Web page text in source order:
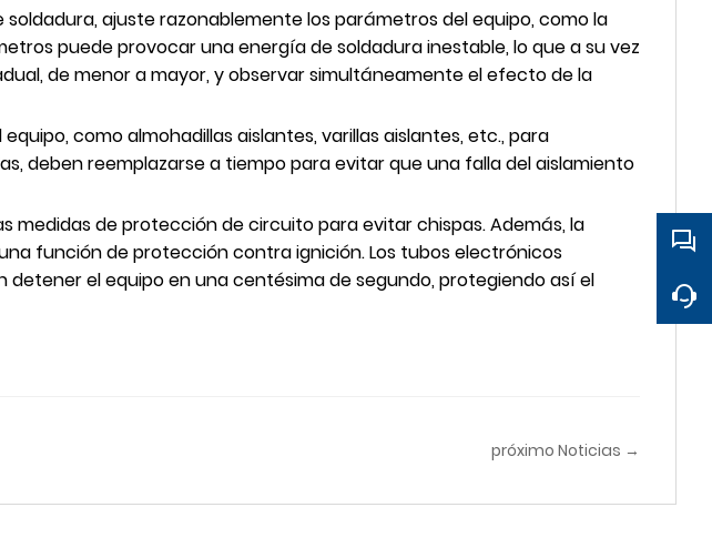
ajuste razonablemente los parámetros del equipo, como la
puede provocar una energía de soldadura inestable, lo que a su vez
de menor a mayor, y observar simultáneamente el efecto de la
como almohadillas aislantes, varillas aislantes, etc., para
deben reemplazarse a tiempo para evitar que una falla del aislamiento
medidas de protección de circuito para evitar chispas. Además, la
función de protección contra ignición. Los tubos electrónicos
el equipo en una centésima de segundo, protegiendo así el
próximo Noticias →